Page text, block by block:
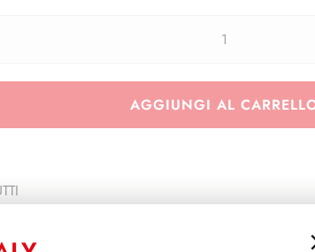
2024
22
AGGIUNGI AL